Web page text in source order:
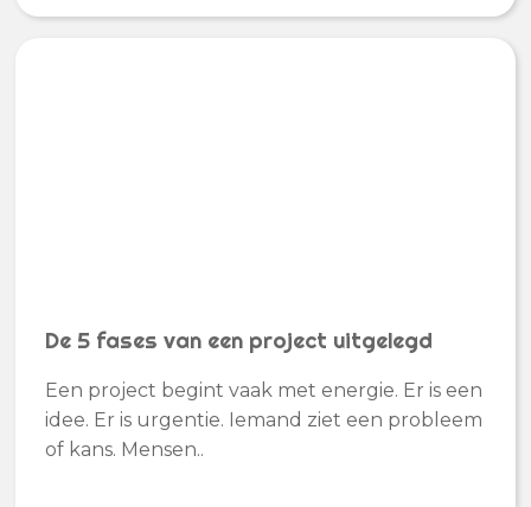
De 5 fases van een project uitgelegd
Een project begint vaak met energie. Er is een
idee. Er is urgentie. Iemand ziet een probleem
of kans. Mensen..